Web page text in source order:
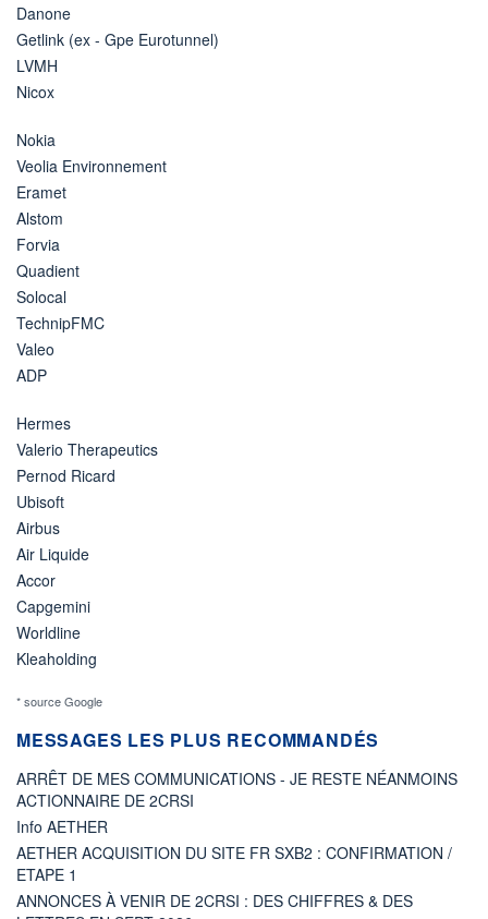
Danone
Getlink (ex - Gpe Eurotunnel)
LVMH
Nicox
Nokia
Veolia Environnement
Eramet
Alstom
Forvia
Quadient
Solocal
TechnipFMC
Valeo
ADP
Hermes
Valerio Therapeutics
Pernod Ricard
Ubisoft
Airbus
Air Liquide
Accor
Capgemini
Worldline
Kleaholding
* source Google
MESSAGES LES PLUS RECOMMANDÉS
ARRÊT DE MES COMMUNICATIONS - JE RESTE NÉANMOINS
ACTIONNAIRE DE 2CRSI
Info AETHER
AETHER ACQUISITION DU SITE FR SXB2 : CONFIRMATION /
ETAPE 1
ANNONCES À VENIR DE 2CRSI : DES CHIFFRES & DES